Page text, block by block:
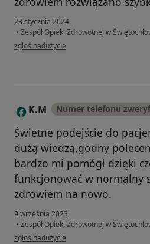
23 stycznia 2024
• Zespół Opieki Zdrowotnej w
w opinii użytkownika Joachim K
zgłoś nadużycie
K K.M Numer telefonu
Świetne podejście do
dużą wiedzą,godny
bardzo mi pomógł dzięki
funkcjonować w normalny
zdrowiem na nowo.
9 września 2023
• Zespół Opieki Zdrowotnej w
w opinii użytkownika K.M
zgłoś nadużycie